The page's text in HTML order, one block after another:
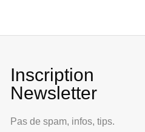
Inscription
Newsletter
Pas de spam, infos, tips.